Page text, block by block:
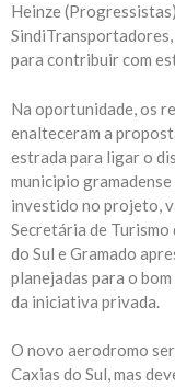
Heinze
SindiTransportadores,
para contribuir com
Na oportunidade, os
enalteceram a
estrada para ligar o
municipio
investido no projeto,
Secretária de
do Sul e Gramado
planejadas para o
da iniciativa privada.
O novo aerodromo
Caxias do Sul, mas